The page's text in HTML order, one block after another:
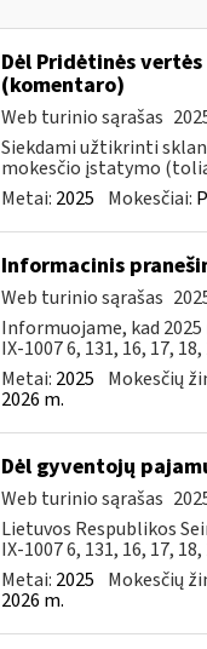
Dėl Pridėtinės
(komentaro)
Web turinio sąrašas
Siekdami užtikrinti
mokesčio įstatymo
Metai: 2025 Mokesčiai:
Informacinis
Web turinio sąrašas
Informuojame, kad
IX-1007 6, 131, 16, 17,
Metai: 2025 Mokesčių
2026 m.
Dėl gyventojų
Web turinio sąrašas
Lietuvos Respublikos
IX-1007 6, 131, 16, 17,
Metai: 2025 Mokesčių
2026 m.